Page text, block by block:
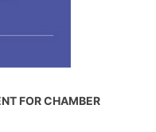
FOR CHAMBER